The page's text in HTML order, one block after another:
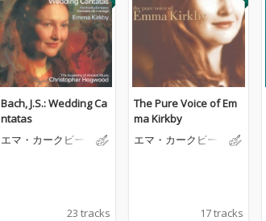
Bach, J.S.: Wedding Ca
ntatas
エマ・カークビー
23 tracks
The Pure Voice of Em
ma Kirkby
エマ・カークビー
17 tracks